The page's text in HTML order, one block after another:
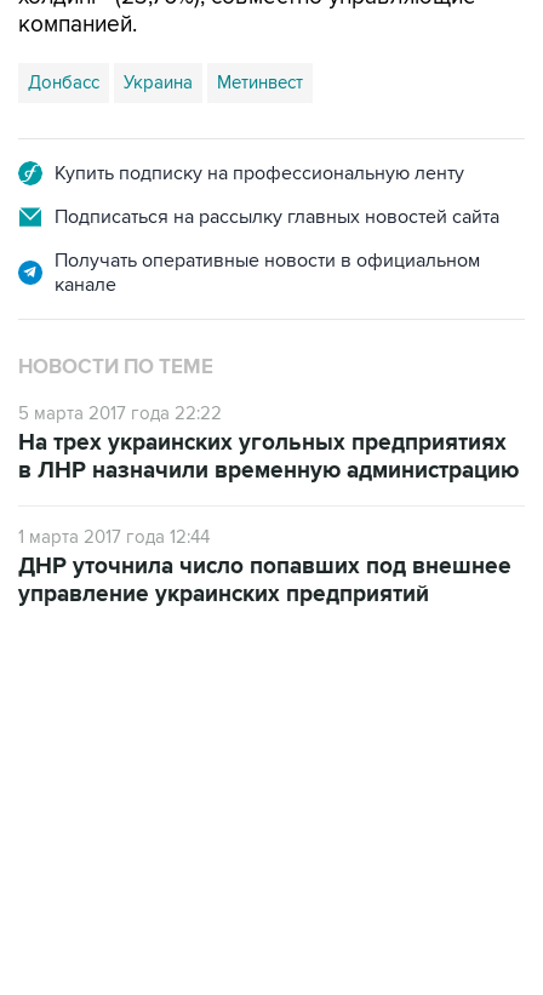
Донбасс Украина
Подписаться на рассылку главных новостей сайта
Получать оперативные новости в официальном
НОВОСТИ ПО ТЕМЕ
5 марта 2017 года 22:22
в ЛНР назначили временную администрацию
управление украинских предприятий